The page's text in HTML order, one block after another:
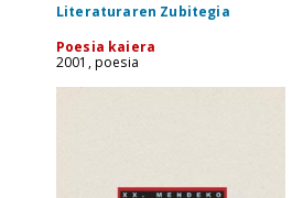
Literaturaren Zubitegia
Poesia kaiera
2001, poesia